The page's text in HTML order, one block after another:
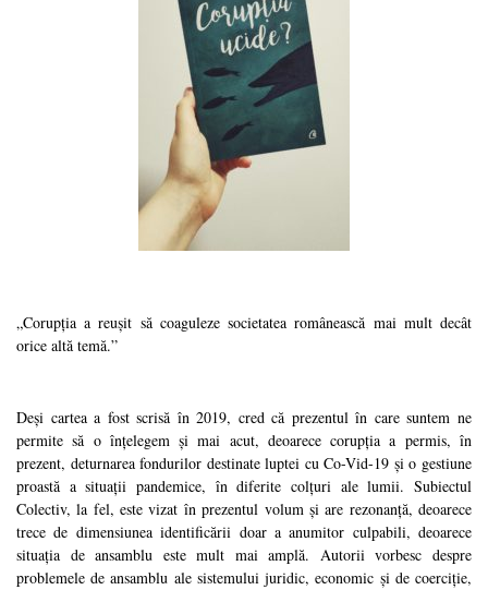
„Corupția a reușit să coaguleze societatea românească mai mult decât
orice altă temă.”
Deși cartea a fost scrisă în 2019, cred că prezentul în care suntem ne
permite să o înțelegem și mai acut, deoarece corupția a permis, în
prezent, deturnarea fondurilor destinate luptei cu Co-Vid-19 și o gestiune
proastă a situații pandemice, în diferite colțuri ale lumii. Subiectul
Colectiv, la fel, este vizat în prezentul volum și are rezonanță, deoarece
trece de dimensiunea identificării doar a anumitor culpabili, deoarece
situația de ansamblu este mult mai amplă. Autorii vorbesc despre
problemele de ansamblu ale sistemului juridic, economic și de coerciție,